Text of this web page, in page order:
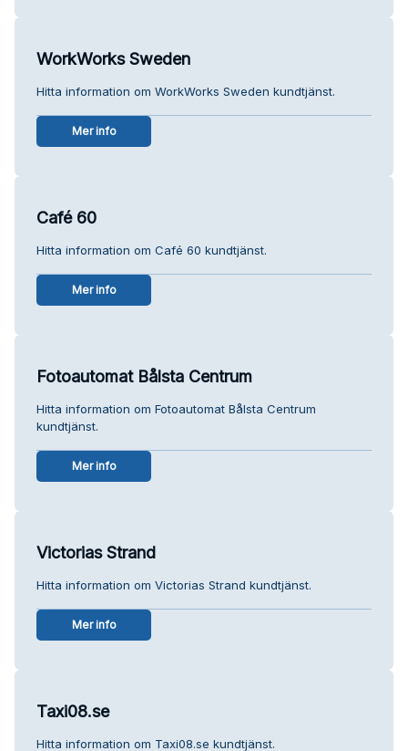
WorkWorks Sweden
Hitta information om WorkWorks Sweden kundtjänst.
Mer info
Café 60
Hitta information om Café 60 kundtjänst.
Mer info
Fotoautomat Bålsta Centrum
Hitta information om Fotoautomat Bålsta Centrum
kundtjänst.
Mer info
Victorias Strand
Hitta information om Victorias Strand kundtjänst.
Mer info
Taxi08.se
Hitta information om Taxi08.se kundtjänst.